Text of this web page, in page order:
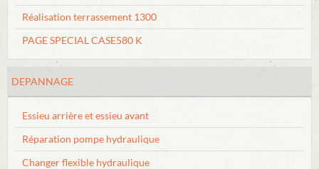
Réalisation terrassement 1300
PAGE SPECIAL CASE580 K
DEPANNAGE
Essieu arrière et essieu avant
Réparation pompe hydraulique
Changer flexible hydraulique